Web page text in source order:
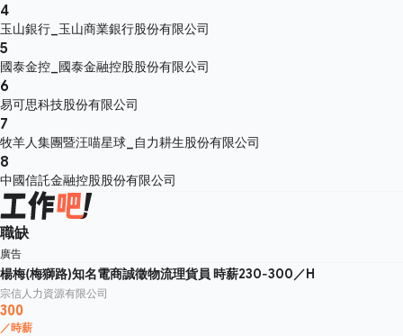
4
玉山銀行_玉山商業銀行股份有限公司
5
國泰金控_國泰金融控股股份有限公司
6
易可思科技股份有限公司
7
牧羊人集團暨汪喵星球_自力耕生股份有限公司
8
中國信託金融控股股份有限公司
職缺
廣告
楊梅(梅獅路)知名電商誠徵物流理貨員 時薪230-300／H
宗信人力資源有限公司
300
／時薪